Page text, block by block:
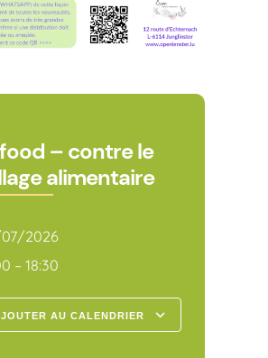
– contre le
alimentaire
2026
– 18:30
AU CALENDRIER